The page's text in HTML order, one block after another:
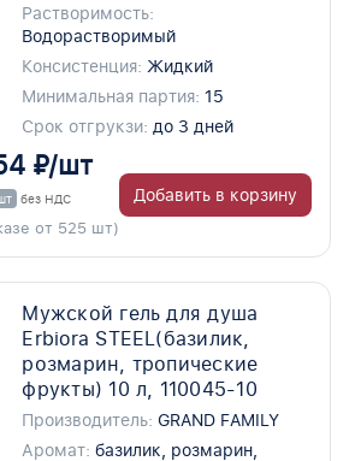
Растворимость:
Водорастворимый
Консистенция: Жидкий
Минимальная партия: 15
Срок отгрукзи: до 3 дней
₽/шт
без НДС
от 525 шт)
Добавить в корзину
Мужской гель для душа
Erbiora STEEL(базилик,
розмарин, тропические
фрукты) 10 л, 110045-10
Производитель: GRAND FAMILY
Аромат: базилик, розмарин,